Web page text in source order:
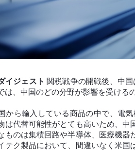
イジェスト 関税戦争の開戦後、中
は、中国のどの分野が影響を受ける
から輸入している商品の中で、電
は代替可能性がとても高いため、
ものは集積回路や半導体、医療機
テク製品において、間違いなく米